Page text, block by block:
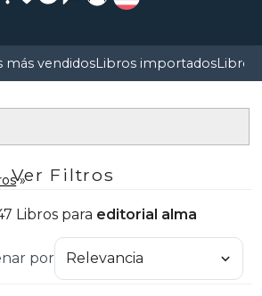
más vendidosLibros importadosLibros
Ver Filtros
Libros para editorial alma
por